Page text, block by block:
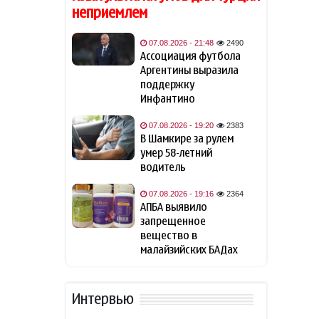
"Ливерпуль"
18:02
Зеленский: США будут
ежемесячно поставлять
Украине ракеты-
перехватчики для Patriot
18:00
Иран готов открыть
Ормузский пролив, если США
примут условия Тегерана
проход судов в Чёрном море
16:02
Вучич назвал
маловероятным скорое
вступление Сербии в ЕС
"сделает все" для помощи
неприемлем
07.08.2026 - 21:48 2490
Ассоциация футбола
Аргентины выразила
поддержку
Инфантино
07.08.2026 - 19:20 2383
В Шамкире за рулем
умер 58-летний
водитель
07.08.2026 - 19:16 2364
АПБА выявило
запрещенное
вещество в
малайзийских БАДах
Интервью